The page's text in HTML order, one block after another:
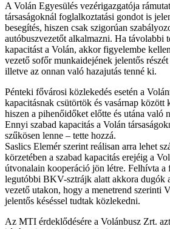
A Volán Egyesülés vezérigazgatója
társaságoknál foglalkoztatási gondot is
besegítés, hiszen csak szigorúan
autóbuszvezetőt alkalmazni. Ha távolabbi
kapacitást a Volán, akkor figyelembe
vezető sofőr munkaidejének jelentős
illetve az onnan való hazajutás tenné ki.
Pénteki fővárosi közlekedés esetén a
kapacitásnak csütörtök és vasárnap között
hiszen a pihenőidőket előtte és utána való
Ennyi szabad kapacitás a Volán
szűkösen lenne – tette hozzá.
Saslics Elemér szerint reálisan arra lehet
körzetében a szabad kapacitás erejéig a
útvonalain kooperáció jön létre. Felhívta a
legutóbbi BKV-sztrájk alatt akkora dugók
vezető utakon, hogy a menetrend szerinti
jelentős késéssel tudtak közlekedni.
Az MTI érdeklődésére a Volánbusz Zrt.